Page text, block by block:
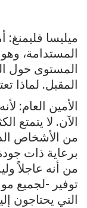
ميليسا فليمنغ:
المستدامة،
المستوى حول
المقبل. لماذا
الأمين العام:
الآن. لا يتمتع
من الأشخاص
برعاية ذات
من أنه عاجلاً
توفير -لجميع
التي يحتاجون